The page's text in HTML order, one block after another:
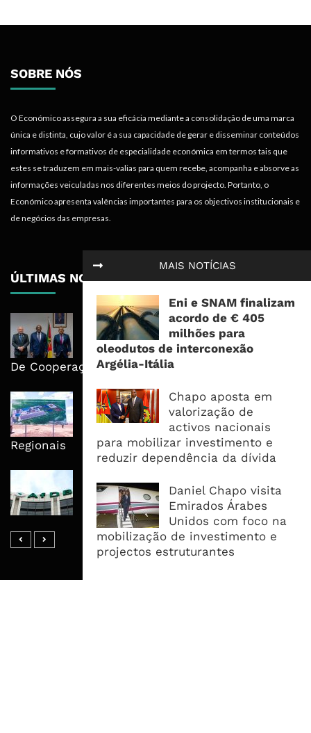
MAIS NOTÍCIAS
Eni e SNAM finalizam
acordo de € 405
milhões para
oleodutos de interconexão
Argélia-Itália
Chapo aposta em
valorização de
activos nacionais
para mobilizar investimento e
reduzir dependência da dívida
Daniel Chapo visita
Emirados Árabes
Unidos com foco na
mobilização de investimento e
projectos estruturantes
SOBRE NÓS
O Económico assegura a sua eficácia mediante a consolidação de uma marca
única e distinta, cujo valor é a sua capacidade de gerar e disseminar conteúdos
informativos e formativos de especialidade económica em termos tais que
estes se traduzem em mais-valias para quem recebe, acompanha e absorve as
informações veiculadas nos diferentes meios do projecto. Portanto, o
Económico apresenta valências importantes para os objectivos institucionais e
de negócios das empresas.
ÚLTIMAS NOTÍCIAS
Moçambique E ECA Colocam
Emprego, Industrialização E
Execução No Centro Da Nova Agenda
De Cooperação
Nova Capacidade Cimenteira Coloca
Moçambique No Caminho Da Auto-
Suficiência E Das Exportações
Regionais
Acelera Ligação Da Zâmbia Ao
Corredor Do Lobito